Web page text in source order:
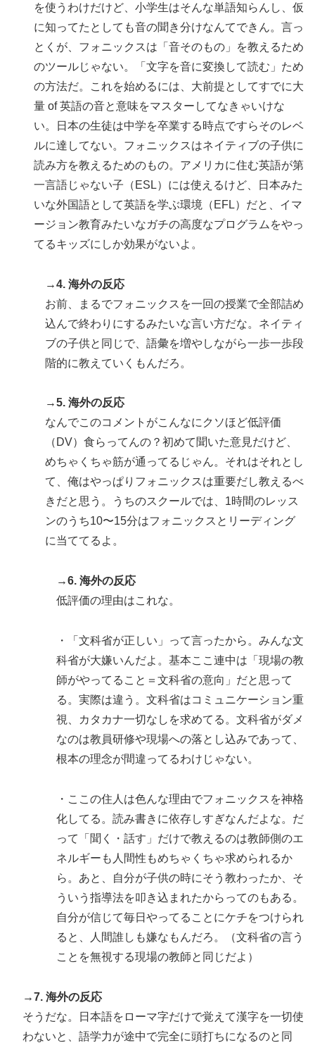
を使うわけだけど、小学生はそんな単語知らんし、仮
に知ってたとしても音の聞き分けなんてできん。言っ
とくが、フォニックスは「音そのもの」を教えるため
のツールじゃない。「文字を音に変換して読む」ため
の方法だ。これを始めるには、大前提としてすでに大
量 of 英語の音と意味をマスターしてなきゃいけな
い。日本の生徒は中学を卒業する時点ですらそのレベ
ルに達してない。フォニックスはネイティブの子供に
読み方を教えるためのもの。アメリカに住む英語が第
一言語じゃない子（ESL）には使えるけど、日本みた
いな外国語として英語を学ぶ環境（EFL）だと、イマ
ージョン教育みたいなガチの高度なプログラムをやっ
てるキッズにしか効果がないよ。
→4. 海外の反応
お前、まるでフォニックスを一回の授業で全部詰め
込んで終わりにするみたいな言い方だな。ネイティ
ブの子供と同じで、語彙を増やしながら一歩一歩段
階的に教えていくもんだろ。
→5. 海外の反応
なんでこのコメントがこんなにクソほど低評価
（DV）食らってんの？初めて聞いた意見だけど、
めちゃくちゃ筋が通ってるじゃん。それはそれとし
て、俺はやっぱりフォニックスは重要だし教えるべ
きだと思う。うちのスクールでは、1時間のレッス
ンのうち10〜15分はフォニックスとリーディング
に当ててるよ。
→6. 海外の反応
低評価の理由はこれな。
・「文科省が正しい」って言ったから。みんな文
科省が大嫌いんだよ。基本ここ連中は「現場の教
師がやってること＝文科省の意向」だと思って
る。実際は違う。文科省はコミュニケーション重
視、カタカナ一切なしを求めてる。文科省がダメ
なのは教員研修や現場への落とし込みであって、
根本の理念が間違ってるわけじゃない。
・ここの住人は色んな理由でフォニックスを神格
化してる。読み書きに依存しすぎなんだよな。だ
って「聞く・話す」だけで教えるのは教師側のエ
ネルギーも人間性もめちゃくちゃ求められるか
ら。あと、自分が子供の時にそう教わったか、そ
ういう指導法を叩き込まれたからってのもある。
自分が信じて毎日やってることにケチをつけられ
ると、人間誰しも嫌なもんだろ。（文科省の言う
ことを無視する現場の教師と同じだよ）
→7. 海外の反応
そうだな。日本語をローマ字だけで覚えて漢字を一切使
わないと、語学力が途中で完全に頭打ちになるのと同